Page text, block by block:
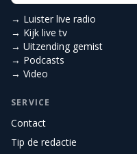
→ Luister live radio
→ Kijk live tv
→ Uitzending gemist
→ Podcasts
→ Video
SERVICE
Contact
Tip de redactie